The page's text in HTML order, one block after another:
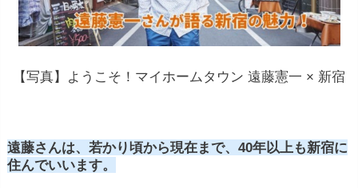
【写真】ようこそ！マイホームタウン 遠藤憲一 × 新宿
遠藤さんは、若かり頃から現在まで、40年以上も新宿に
住んでいいます。